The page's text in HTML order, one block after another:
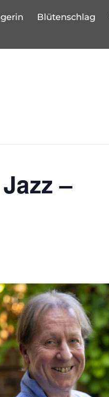
Blütenschlag
–